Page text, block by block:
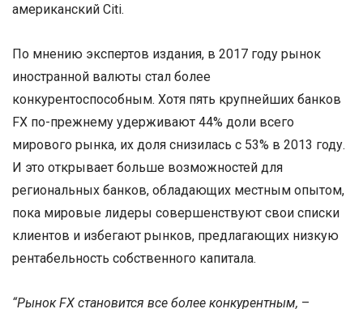
американский Citi.
По мнению экспертов издания, в 2017 году рынок
иностранной валюты стал более
конкурентоспособным. Хотя пять крупнейших банков
FX по-прежнему удерживают 44% доли всего
мирового рынка, их доля снизилась с 53% в 2013 году.
И это открывает больше возможностей для
региональных банков, обладающих местным опытом,
пока мировые лидеры совершенствуют свои списки
клиентов и избегают рынков, предлагающих низкую
рентабельность собственного капитала.
“Рынок FX становится все более конкурентным, –